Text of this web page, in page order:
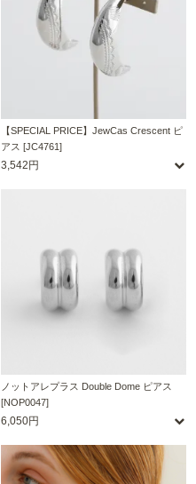
【SPECIAL PRICE】JewCas Crescent ピ
アス [JC4761]
3,542円
ノットアレプラス Double Dome ピアス
[NOP0047]
6,050円